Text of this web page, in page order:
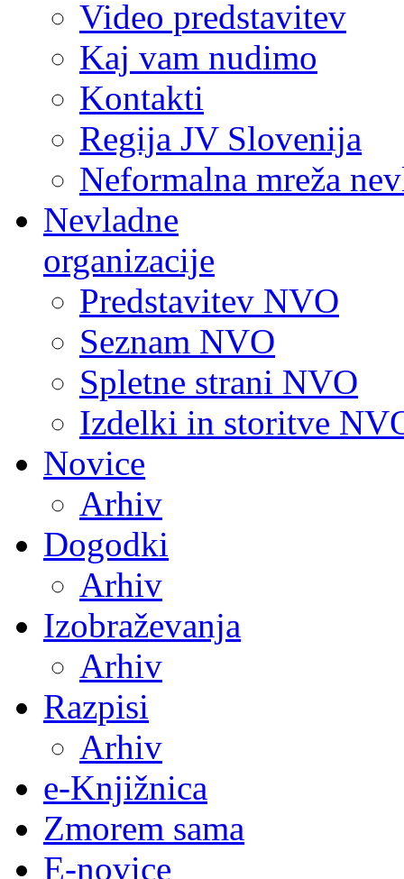
Video predstavitev
Kaj vam nudimo
Kontakti
Regija JV Slovenija
Neformalna mreža
Nevladne
organizacije
Predstavitev NVO
Seznam NVO
Spletne strani NVO
Izdelki in storitve
Novice
Arhiv
Dogodki
Arhiv
Izobraževanja
Arhiv
Razpisi
Arhiv
e-Knjižnica
Zmorem sama
E-novice